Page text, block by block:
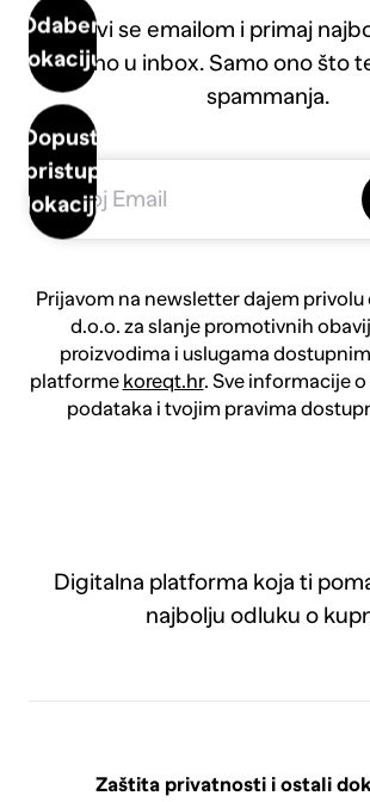
Odaberi
lokaciju
Dopusti
pristup
lokaciji
Prijavi se emailom i primaj
direktno u inbox. Samo ono što
spammanja.
Prijavom na newsletter dajem
d.o.o. za slanje promotivnih
proizvodima i uslugama
platforme koreqt.hr. Sve informacije
podataka i tvojim pravima
Digitalna platforma koja ti
najbolju odluku o
Zaštita privatnosti i ostali